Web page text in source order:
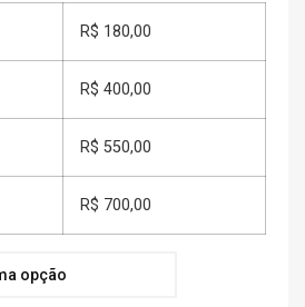
R$ 180,00
R$ 400,00
R$ 550,00
R$ 700,00